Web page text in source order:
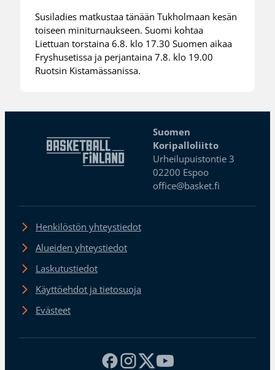
Susiladies matkustaa tänään Tukholmaan kesän
toiseen miniturnaukseen. Suomi kohtaa
Liettuan torstaina 6.8. klo 17.30 Suomen aikaa
Fryshusetissa ja perjantaina 7.8. klo 19.00
Ruotsin Kistamässanissa.
Suomen
Koripalloliitto
Urheilupuistontie 3
02200 Espoo
office@basket.fi
Henkilöstön yhteystiedot
Alueiden yhteystiedot
Laskutustiedot
Käyttöehdot ja tietosuoja
Evästeet